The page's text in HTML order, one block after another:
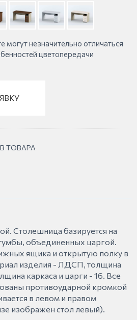
могут незначительно отличаться
цветопередачи
ТОВАРА
Столешница базируется на
объединенных царгой.
ящика и открытую полку в
изделия - ЛДСП, толщина
каркаса и царги - 16. Все
противоударной кромкой
в левом и правом
изображен стол левый).